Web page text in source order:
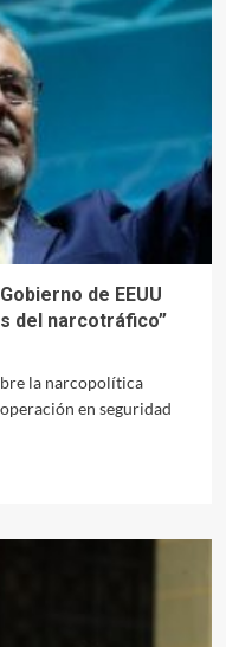
de EEUU
del narcotráfico”
la narcopolítica
en seguridad